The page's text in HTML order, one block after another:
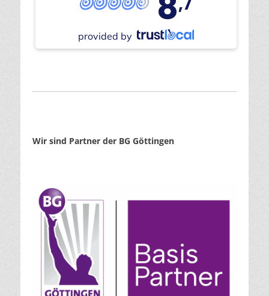
provided by
Wir sind Partner der BG Göttingen